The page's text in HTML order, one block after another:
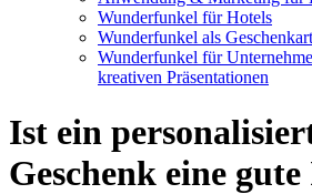
Wunderfunkel für Hotels
Wunderfunkel als
Wunderfunkel für
kreativen Präsentationen
Ist ein
Geschenk eine gute